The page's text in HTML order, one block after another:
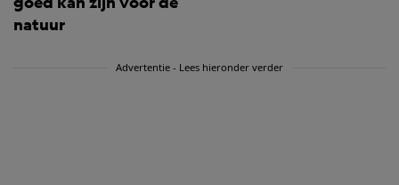
natuur
Advertentie - Lees hieronder verder